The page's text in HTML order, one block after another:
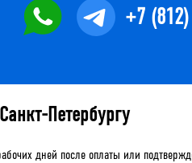
+7
Петербургу
дней после оплаты или